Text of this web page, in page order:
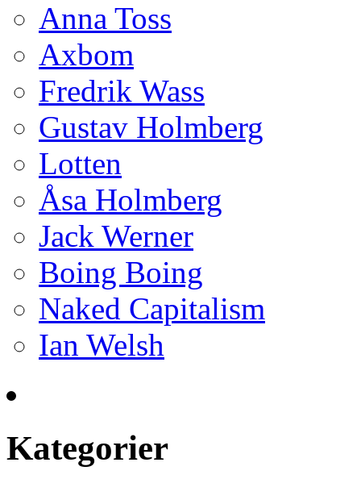
Anna Toss
Axbom
Fredrik Wass
Gustav Holmberg
Lotten
Åsa Holmberg
Jack Werner
Boing Boing
Naked Capitalism
Ian Welsh
Kategorier